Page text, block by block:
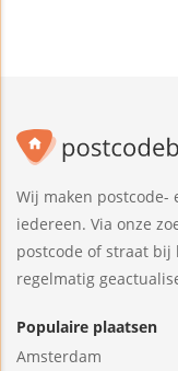
Wij maken
iedereen. Via onze
postcode of straat bij
regelmatig
Populaire plaatsen
Amsterdam